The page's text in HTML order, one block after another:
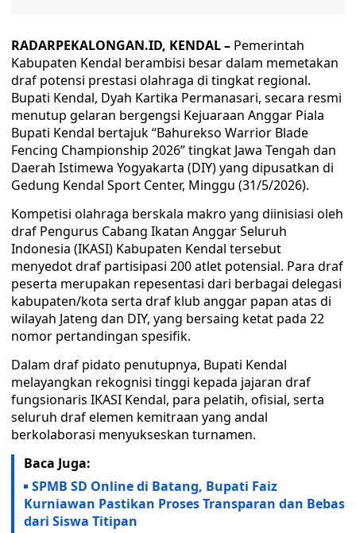
RADARPEKALONGAN.ID, KENDAL – Pemerintah
Kabupaten Kendal berambisi besar dalam memetakan
draf potensi prestasi olahraga di tingkat regional.
Bupati Kendal, Dyah Kartika Permanasari, secara resmi
menutup gelaran bergengsi Kejuaraan Anggar Piala
Bupati Kendal bertajuk “Bahurekso Warrior Blade
Fencing Championship 2026” tingkat Jawa Tengah dan
Daerah Istimewa Yogyakarta (DIY) yang dipusatkan di
Gedung Kendal Sport Center, Minggu (31/5/2026).
Kompetisi olahraga berskala makro yang diinisiasi oleh
draf Pengurus Cabang Ikatan Anggar Seluruh
Indonesia (IKASI) Kabupaten Kendal tersebut
menyedot draf partisipasi 200 atlet potensial. Para draf
peserta merupakan repesentasi dari berbagai delegasi
kabupaten/kota serta draf klub anggar papan atas di
wilayah Jateng dan DIY, yang bersaing ketat pada 22
nomor pertandingan spesifik.
Dalam draf pidato penutupnya, Bupati Kendal
melayangkan rekognisi tinggi kepada jajaran draf
fungsionaris IKASI Kendal, para pelatih, ofisial, serta
seluruh draf elemen kemitraan yang andal
berkolaborasi menyukseskan turnamen.
Baca Juga:
SPMB SD Online di Batang, Bupati Faiz
Kurniawan Pastikan Proses Transparan dan Bebas
dari Siswa Titipan